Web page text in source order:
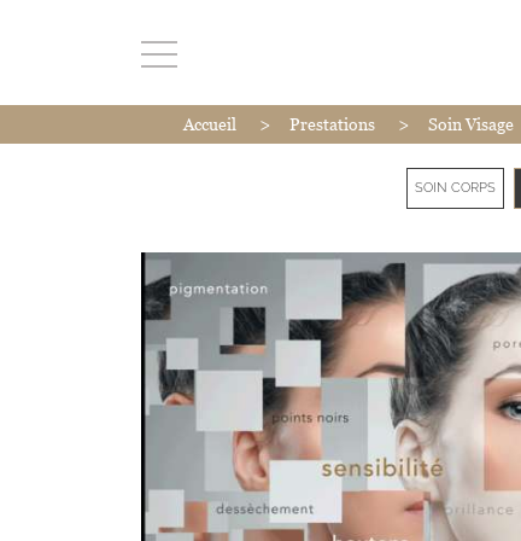
Accueil > Prestations > Soin Visage
SOIN CORPS